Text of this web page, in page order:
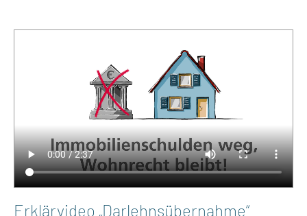
Erklärvideo „Darlehnsübernahme“